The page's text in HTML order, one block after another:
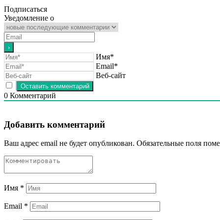
Подписаться
Уведомление о
Имя*
Email*
Веб-сайт
0 Комментарий
Добавить комментарий
Ваш адрес email не будет опубликован. Обязательные поля
Имя *
Email *